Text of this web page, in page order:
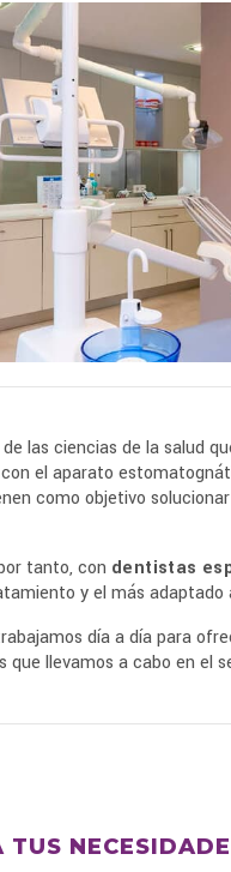
las ciencias de la salud
el aparato
como objetivo
tanto, con dentistas
y el más adaptado
día a día para
llevamos a cabo en el